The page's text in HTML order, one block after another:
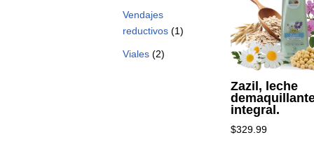
Vendajes
reductivos (1)
Viales (2)
Zazil, leche
integral.
$329.99